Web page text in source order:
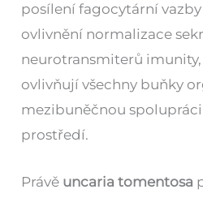
posílení fagocytární
ovlivnění normalizace
neurotransmiterů
ovlivňují všechny buňky
mezibuněčnou
prostředí.
Právě uncaria tomentosa